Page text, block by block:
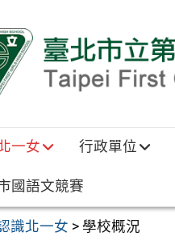
一女 行政單位
國語文競賽
識北一女 > 學校概況